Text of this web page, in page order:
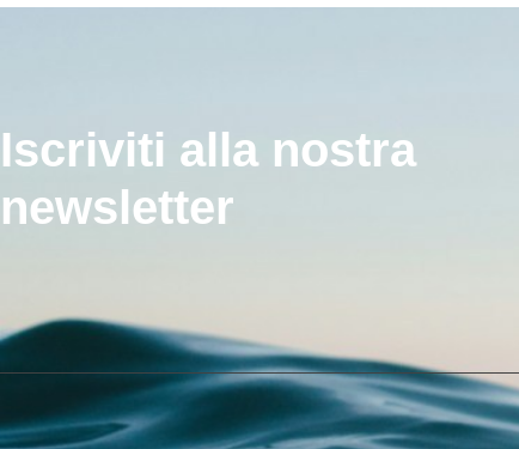
Iscriviti alla nostra
newsletter